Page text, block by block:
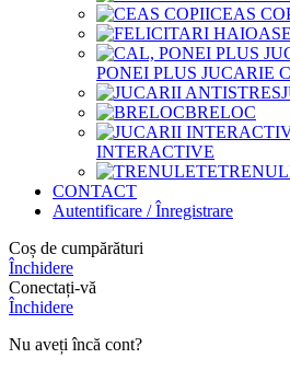
CEAS
PONEI PLUS JUCARIE
BRELOC
INTERACTIVE
CONTACT
Autentificare / Înregistrare
Coș de cumpărături
Închidere
Conectați-vă
Închidere
Nu aveți încă cont?